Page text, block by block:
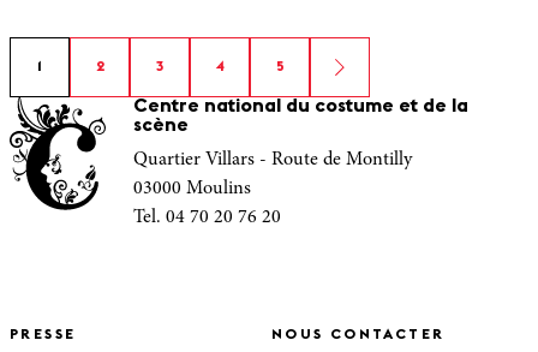
1 2 3 4 5
Centre national du costume et de la
scène
Quartier Villars - Route de Montilly
03000 Moulins
Tel. 04 70 20 76 20
PRESSE NOUS CONTACTER